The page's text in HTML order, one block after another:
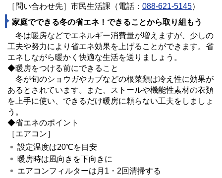
［問い合わせ先］市民生活課（電話： 088-621-5145）
家庭でできる冬の省エネ！できることから取り組もう
冬は暖房などでエネルギー消費量が増えますが、少しの
工夫や努力により省エネ効果を上げることができます。省
エネしながら暖かく快適な生活を送りましょう。
◆暖房をつける前にできること
冬が旬のショウガやカブなどの根菜類は冷え性に効果が
あるとされています。また、ストールや機能性素材の衣類
を上手に使い、できるだけ暖房に頼らない工夫をしましょ
う。
◆省エネのポイント
［エアコン］
設定温度は20℃を目安
暖房時は風向きを下向きに
エアコンフィルターは月1・2回清掃する